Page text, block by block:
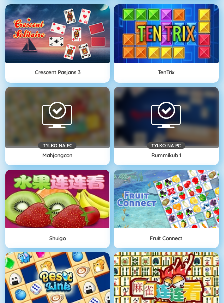
Crescent Pasjans 3 TenTrix
TYLKO NA PC
Mahjongcon
TYLKO NA PC
Rummikub 1
Shuigo Fruit Connect